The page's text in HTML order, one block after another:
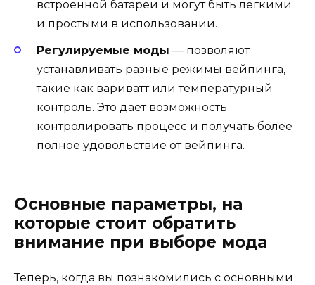
встроенной батареи и могут быть легкими
и простыми в использовании.
Регулируемые моды — позволяют
устанавливать разные режимы вейпинга,
такие как вариватт или температурный
контроль. Это дает возможность
контролировать процесс и получать более
полное удовольствие от вейпинга.
Основные параметры, на
которые стоит обратить
внимание при выборе мода
Теперь, когда вы познакомились с основными